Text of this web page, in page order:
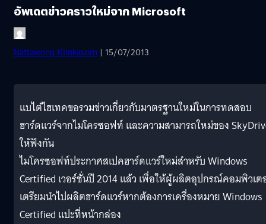
อัพเดตข่าวคราวใหม่จาก Microsoft
Nattawong Klinkasorn | 15/07/2013
แบไต๋ไฮเทคขอรวมข่าวเกี่ยวกับมาตรฐานใหม่ในการทดสอบ
ฮาร์ดแวร์จากไมโครซอฟท์ และความสามารถใหม่ของ
ให้ฟังกัน
ไมโครซอฟท์ประกาศสเปคฮาร์ดแวร์ใหม่สำหรับ Windows
Certified เวอร์ชั่นปี 2014 แล้ว เพื่อให้ผู้ผลิตอุปกรณ์คอมพิวเต
เตรียมนำไปผลิตฮาร์ดแวร์หากต้องการเครื่องหมาย Windows
Certified แปะที่หน้ากล่อง